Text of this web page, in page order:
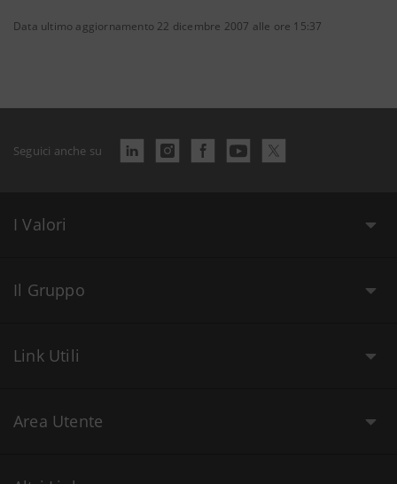
Data ultimo aggiornamento 22 dicembre 2007 alle ore 15:37
Seguici anche su
I Valori
Il Gruppo
Link Utili
Area Utente